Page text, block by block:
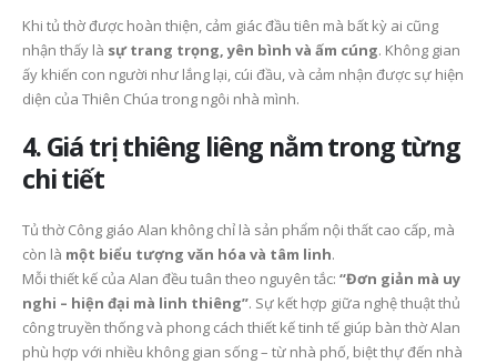
Khi tủ thờ được hoàn thiện, cảm giác đầu tiên mà bất kỳ ai cũng
nhận thấy là sự trang trọng, yên bình và ấm cúng. Không gian
ấy khiến con người như lắng lại, cúi đầu, và cảm nhận được sự hiện
diện của Thiên Chúa trong ngôi nhà mình.
4. Giá trị thiêng liêng nằm trong từng
chi tiết
Tủ thờ Công giáo Alan không chỉ là sản phẩm nội thất cao cấp, mà
còn là một biểu tượng văn hóa và tâm linh.
Mỗi thiết kế của Alan đều tuân theo nguyên tắc: “Đơn giản mà uy
nghi – hiện đại mà linh thiêng”. Sự kết hợp giữa nghệ thuật thủ
công truyền thống và phong cách thiết kế tinh tế giúp bàn thờ Alan
phù hợp với nhiều không gian sống – từ nhà phố, biệt thự đến nhà